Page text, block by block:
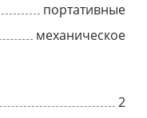
портативные
механическое
2